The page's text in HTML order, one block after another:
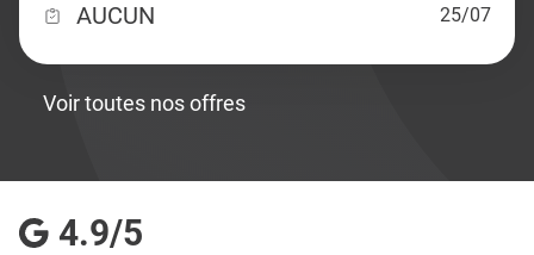
AUCUN
25/07
Voir toutes nos offres
4.9/5